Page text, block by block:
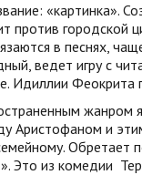
«картинка».
против городской
в песнях,
ведет игру с
Идиллии Феокрита
жанром
Аристофаном и
Обретает
Это из комедии